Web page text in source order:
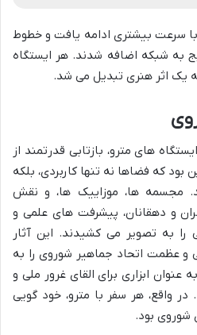
سرعت بیشتری ادامه یافت و خطوط
به شبکه اضافه شدند. هر ایستگاه
یک اثر هنری تبدیل می شد.
های مترو، بازتابی قدرتمند از
که فضاها نه تنها کاربردی، بلکه
مجسمه ها، موزاییک ها، و نقش
و دهقانان، پیشرفت های علمی و
به تصویر می کشیدند. این آثار
عظمت اتحاد جماهیر شوروی را به
عنوان ابزاری برای القای غرور ملی و
واقع، هر سفر با مترو، خود گویی
شوروی بود.